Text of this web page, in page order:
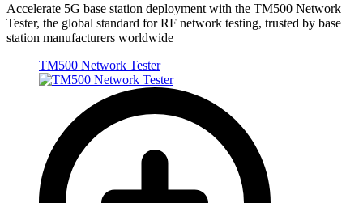
Accelerate 5G base station deployment with the TM500 Network
Tester, the global standard for RF network testing, trusted by base
station manufacturers worldwide
TM500 Network Tester